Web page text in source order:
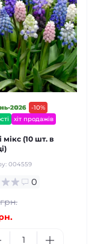
-10%
2026
хіт продажів
мікс (10 шт. в
004559
0